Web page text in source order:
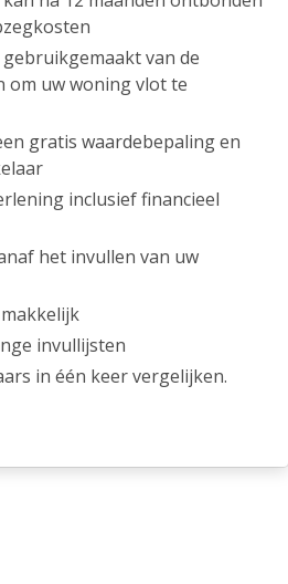
van de
om uw woning vlot te
gratis waardebepaling en
inclusief financieel
het invullen van uw
invullijsten
in één keer vergelijken.